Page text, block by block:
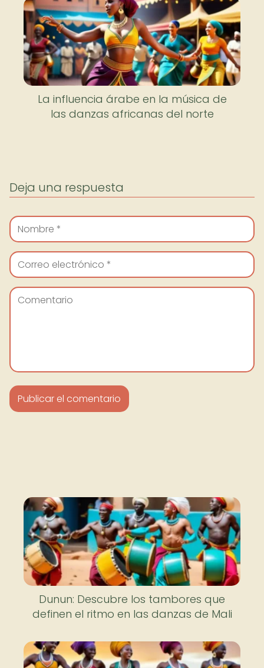
La influencia árabe en la música de
las danzas africanas del norte
Deja una respuesta
Dunun: Descubre los tambores que
definen el ritmo en las danzas de Mali